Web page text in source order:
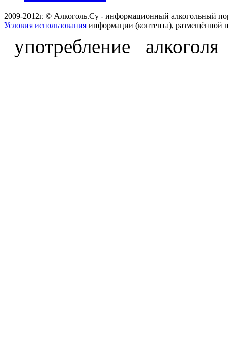
2009-2012г. © Алкоголь.Су - информационный алкогольный
Условия использования информации (контента), размещённой
употребление